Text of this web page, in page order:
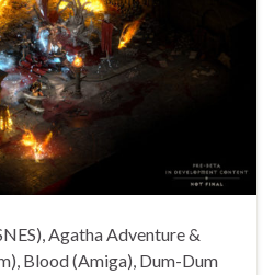
Agatha Adventure &
Blood (Amiga), Dum-Dum